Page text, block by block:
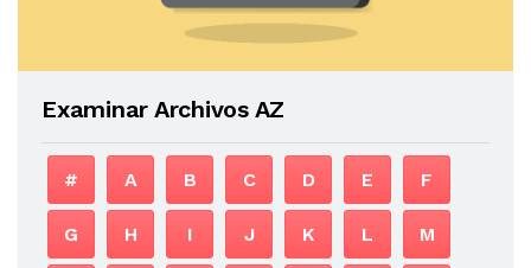
Examinar Archivos AZ
# A B C D E F
G H I J K L M